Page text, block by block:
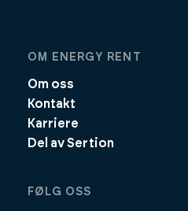
OM ENERGY RENT
Om oss
Kontakt
Karriere
Del av Sertion
FØLG OSS